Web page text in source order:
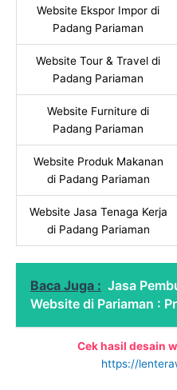
Website Ekspor Impor di
Padang Pariaman
Website Tour & Travel di
Padang Pariaman
Website Furniture di
Padang Pariaman
Website Produk Makanan
di Padang Pariaman
Website Jasa Tenaga Kerja
di Padang Pariaman
Baca Juga : Jasa
Website di Pariaman :
Cek hasil desain
https://